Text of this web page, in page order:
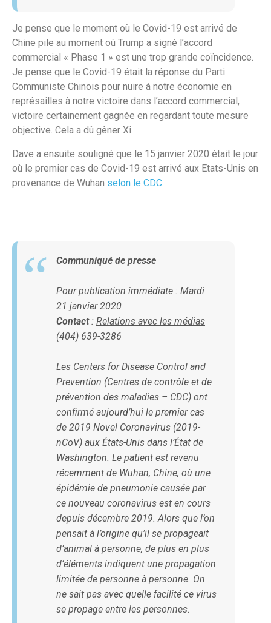
Je pense que le moment où le Covid-19 est arrivé de
Chine pile au moment où Trump a signé l’accord
commercial « Phase 1 » est une trop grande coïncidence.
Je pense que le Covid-19 était la réponse du Parti
Communiste Chinois pour nuire à notre économie en
représailles à notre victoire dans l’accord commercial,
victoire certainement gagnée en regardant toute mesure
objective. Cela a dû gêner Xi.
Dave a ensuite souligné que le 15 janvier 2020 était le jour
où le premier cas de Covid-19 est arrivé aux Etats-Unis en
provenance de Wuhan selon le CDC
Communiqué de presse
Pour publication immédiate : Mardi
21 janvier 2020
Contact: Relations avec les médias
(404) 639-3286
Les Centers for Disease Control and
Prevention (Centres de contrôle et de
prévention des maladies – CDC) ont
confirmé aujourd’hui le premier cas
de 2019 Novel Coronavirus (2019-
nCoV) aux États-Unis dans l’État de
Washington. Le patient est revenu
récemment de Wuhan, Chine, où une
épidémie de pneumonie causée par
ce nouveau coronavirus est en cours
depuis décembre 2019. Alors que l’on
pensait à l’origine qu’il se propageait
d’animal à personne, de plus en plus
d’éléments indiquent une propagation
limitée de personne à personne. On
ne sait pas avec quelle facilité ce virus
se propage entre les personnes.